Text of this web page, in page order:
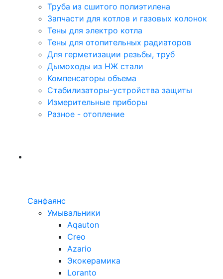
Труба из сшитого полиэтилена
Запчасти для котлов и газовых колонок
Тены для электро котла
Тены для отопительных радиаторов
Для герметизации резьбы, труб
Дымоходы из НЖ стали
Компенсаторы объема
Стабилизаторы-устройства защиты
Измерительные приборы
Разное - отопление
Санфаянс
Умывальники
Aqauton
Creo
Azario
Экокерамика
Loranto